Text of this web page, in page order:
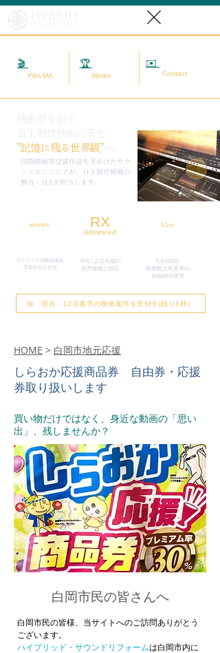
🎬
Film MA
🏆
Works
✉️
Contact
​国際映画祭受賞作品を手がけたサウ
ンドエンジニアが、自主制作映画の
整音・MAを担当します。
”記憶に残る世界観”へ。
WINNER RX
Advanced
マドリード国際映画祭
​受賞作品を担当
RXによる先端の
​音声修復に対応
5.1ch
5.1ch対応
映画館上映基準の
MA&MIX環境
📅 現在：12月着手の映画案件を受付中(残り1枠）
HOME > 白岡市地元応援
​しらおか応援商品券 自由券・応援
券取り扱いします
買い物だけではなく、身近な動画の「思い
出」、残しませんか？
白岡市民の皆さんへ
白岡市民の皆様、当サイトへのご訪問ありがとう
ございます。
ハイブリッド・サウンドリフォームは白岡市内に